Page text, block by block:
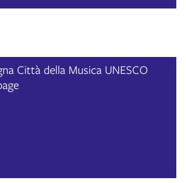
Città della Musica UNESCO